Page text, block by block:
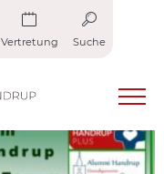
Vertretung Suche